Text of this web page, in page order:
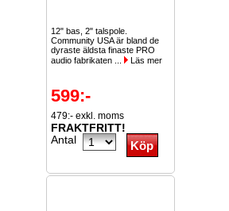
12" bas, 2" talspole.
Community USA är bland de
dyraste äldsta finaste PRO
audio fabrikaten ...
Läs mer
599:-
479:- exkl. moms
FRAKTFRITT!
Antal